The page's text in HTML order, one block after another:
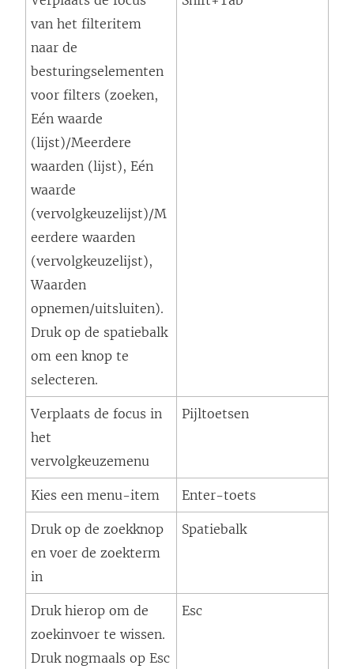
van het filteritem
naar de
besturingselementen
voor filters (zoeken,
Eén waarde
(lijst)/Meerdere
waarden (lijst), Eén
waarde
(vervolgkeuzelijst)/M
eerdere waarden
(vervolgkeuzelijst),
Waarden
opnemen/uitsluiten).
Druk op de spatiebalk
om een knop te
selecteren.
Verplaats de focus in
het
vervolgkeuzemenu
Pijltoetsen
Kies een menu-item Enter-toets
Druk op de zoekknop
en voer de zoekterm
in
Spatiebalk
Druk hierop om de
zoekinvoer te wissen.
Druk nogmaals op Esc
Esc